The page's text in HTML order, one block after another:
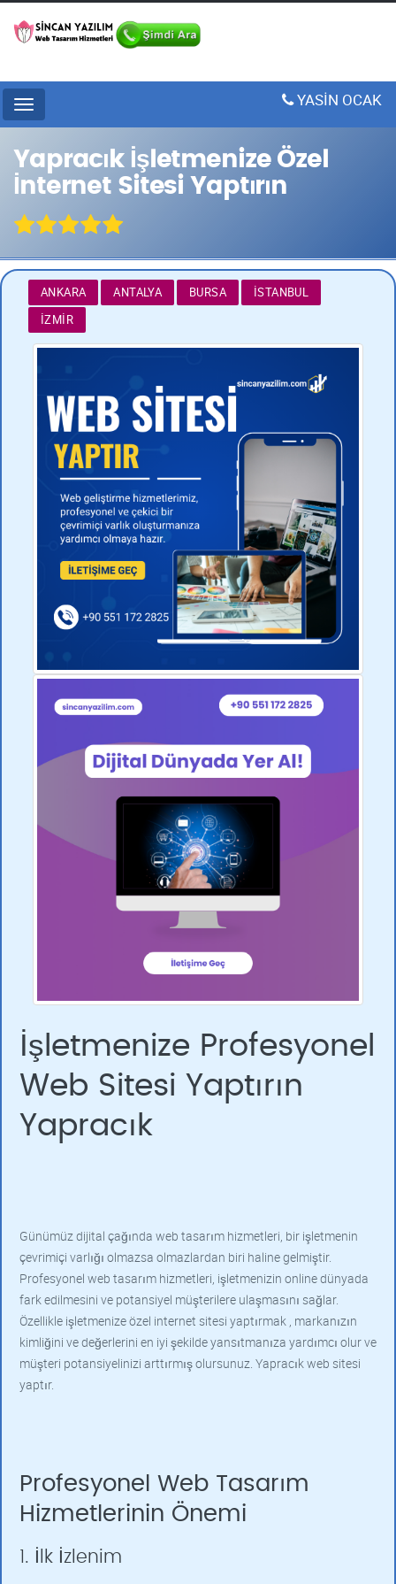
Menu YASİN OCAK
Yapracık İşletmenize Özel
İnternet Sitesi Yaptırın
ANKARA ANTALYA BURSA
İSTANBUL
İZMIR
İşletmenize Profesyonel
Web Sitesi Yaptırın
Yapracık
Günümüz dijital çağında web tasarım hizmetleri, bir işletmenin
çevrimiçi varlığı olmazsa olmazlardan biri haline gelmiştir.
Profesyonel web tasarım hizmetleri, işletmenizin online dünyada
fark edilmesini ve potansiyel müşterilere ulaşmasını sağlar.
Özellikle işletmenize özel internet sitesi yaptırmak , markanızın
kimliğini ve değerlerini en iyi şekilde yansıtmanıza yardımcı olur ve
müşteri potansiyelinizi arttırmış olursunuz. Yapracık web sitesi
yaptır.
Profesyonel Web Tasarım
Hizmetlerinin Önemi
1. İlk İzlenim